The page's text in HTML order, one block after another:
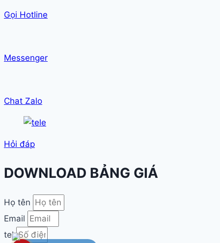
Gọi Hotline
Messenger
Chat Zalo
Hỏi đáp
DOWNLOAD BẢNG GIÁ
Họ tên
Email
tel